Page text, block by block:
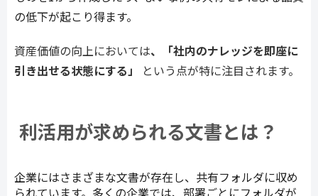
の低下が起こり得ます。
資産価値の向上においては、「社内のナレッジを即座に
引き出せる状態にする」
という点が特に注目されます。
利活用が求められる文書とは？
企業にはさまざまな文書が存在し、共有フォルダに収め
られています。多くの企業では、部署ごとにフォルダが